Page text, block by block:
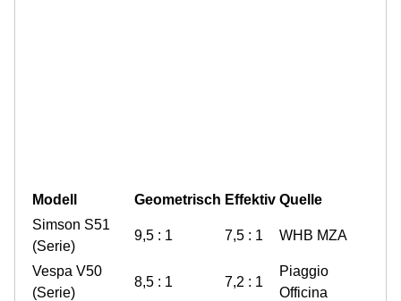
Modell Geometrisch Effektiv Quelle
Simson S51
(Serie)
9,5 : 1 7,5 : 1 WHB MZA
Vespa V50
(Serie)
8,5 : 1 7,2 : 1
Piaggio
Officina